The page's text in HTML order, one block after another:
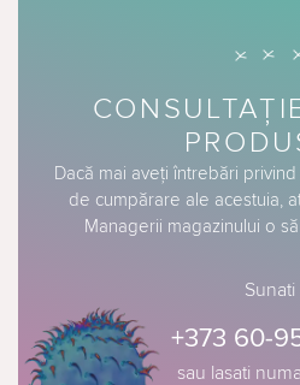
Dacă mai aveți întrebări
de cumpărare ale acestuia,
Managerii magazinului o
Sunati
sau lasati
+373 60-